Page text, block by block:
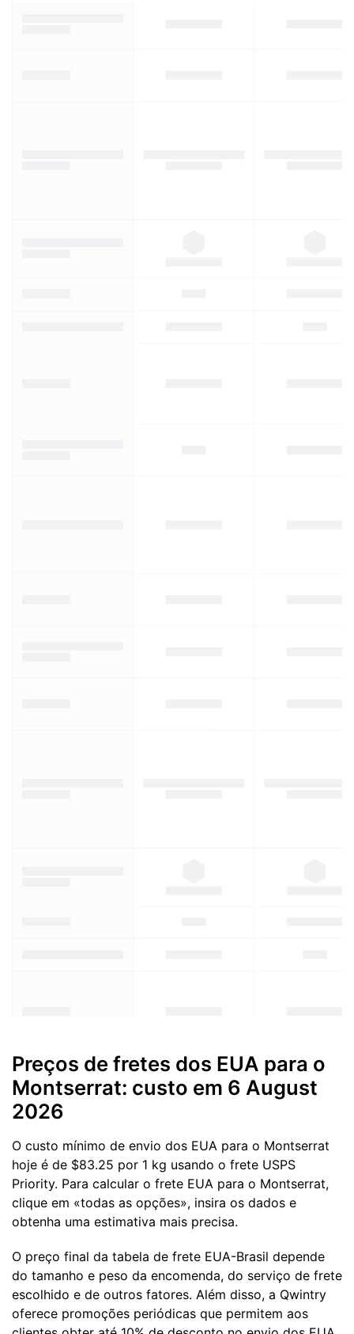
Preços de fretes dos EUA para o
Montserrat: custo em 6 August
2026
O custo mínimo de envio dos EUA para o Montserrat
hoje é de $83.25 por 1 kg usando o frete USPS
Priority. Para calcular o frete EUA para o Montserrat,
clique em «todas as opções», insira os dados e
obtenha uma estimativa mais precisa.
O preço final da tabela de frete EUA-Brasil depende
do tamanho e peso da encomenda, do serviço de frete
escolhido e de outros fatores. Além disso, a Qwintry
oferece promoções periódicas que permitem aos